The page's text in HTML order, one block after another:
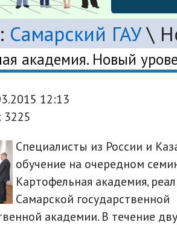
Самарский ГАУ\
академия. Новый
12:13
3225
Специалисты из России и
обучение на очередном
Картофельная академия,
Самарской государственной
академии. В течение